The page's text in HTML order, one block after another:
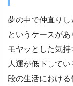
夢の中で仲直りし
というケースがあ
モヤッとした気
人運が低下して
段の生活における